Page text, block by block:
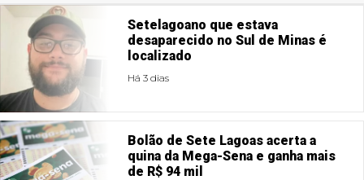
Setelagoano que estava
desaparecido no Sul de Minas é
localizado
Há 3 dias
Bolão de Sete Lagoas acerta a
quina da Mega-Sena e ganha mais
de R$ 94 mil